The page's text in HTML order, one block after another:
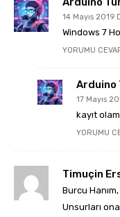
14 Mayıs 2019
Windows 7
YORUMU
Arduino
17 Mayıs
kayıt
YORUMU
Timuçin
Burcu
Unsurları